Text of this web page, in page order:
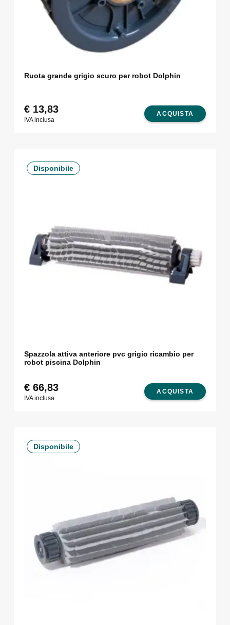
Ruota grande grigio scuro per robot Dolphin
ACQUISTA
€13,83
IVA inclusa
Disponibile
Spazzola attiva anteriore pvc grigio ricambio per
robot piscina Dolphin
ACQUISTA
€66,83
IVA inclusa
Disponibile